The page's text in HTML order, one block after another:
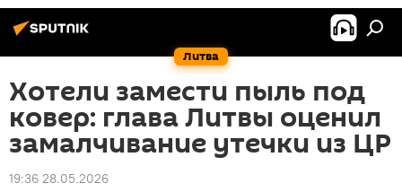
Литва
Хотели замести пыль под
ковер: глава Литвы оценил
замалчивание утечки из ЦР
19:36 28.05.2026